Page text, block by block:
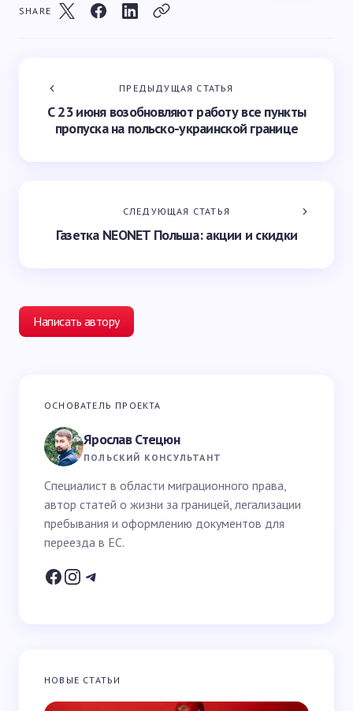
SHARE
ПРЕДЫДУЩАЯ СТАТЬЯ
С 23 июня возобновляют работу все пункты
пропуска на польско-украинской границе
СЛЕДУЮЩАЯ СТАТЬЯ
Газетка NEONET Польша: акции и скидки
Написать автору
Ваш адрес email не будет опубликован.
Ваш вопрос *
Ваше имя *
Email *
Запомнить имя и email для следующих
комментариев
ОСНОВАТЕЛЬ ПРОЕКТА
Ярослав Стецюн
ПОЛЬСКИЙ КОНСУЛЬТАНТ
Специалист в области миграционного права,
автор статей о жизни за границей, легализации
пребывания и оформлению документов для
переезда в ЕС.
НОВЫЕ СТАТЬИ